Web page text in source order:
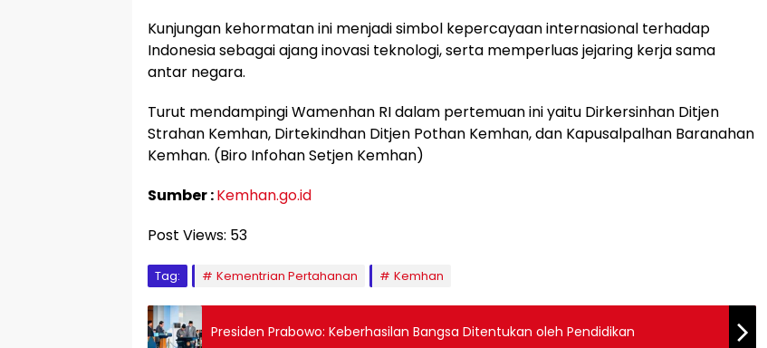
Kunjungan kehormatan ini menjadi simbol kepercayaan internasional terhadap
Indonesia sebagai ajang inovasi teknologi, serta memperluas jejaring kerja sama
antar negara.
Turut mendampingi Wamenhan RI dalam pertemuan ini yaitu Dirkersinhan Ditjen
Strahan Kemhan, Dirtekindhan Ditjen Pothan Kemhan, dan Kapusalpalhan Baranahan
Kemhan. (Biro Infohan Setjen Kemhan)
Sumber :Kemhan.go.id
Post Views: 53
Tag: Kementrian Pertahanan Kemhan
Presiden Prabowo: Keberhasilan Bangsa Ditentukan oleh Pendidikan